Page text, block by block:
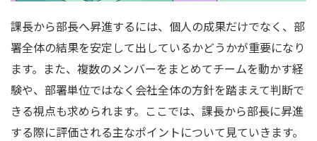
課長から部長へ昇進するには、個人の成果だけでなく、部
署全体の結果を安定して出しているかどうかが重要になり
ます。また、複数のメンバーをまとめてチームを動かす経
験や、部署単位ではなく会社全体の方針を踏まえて判断で
きる視点も求められます。ここでは、課長から部長に昇進
する際に評価される主なポイントについて見ていきます。